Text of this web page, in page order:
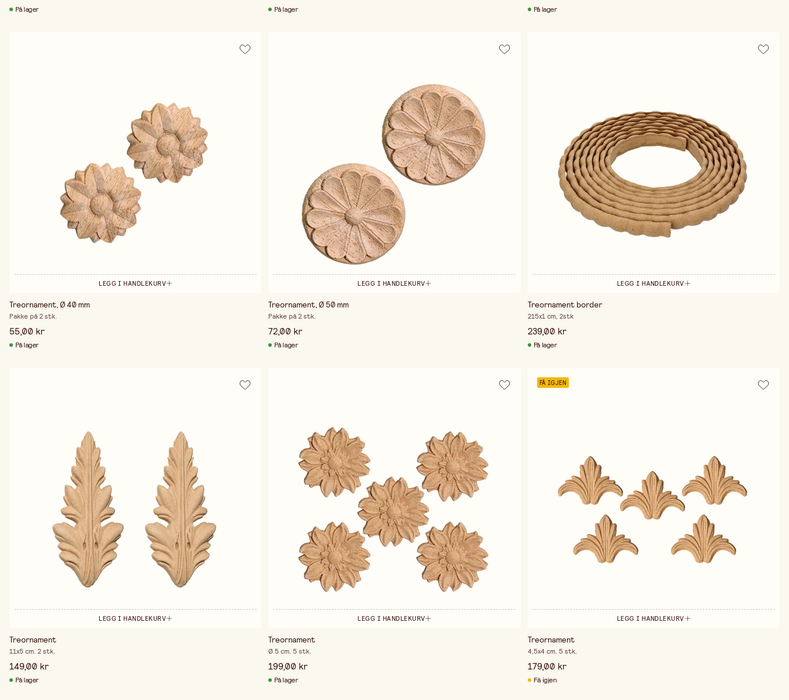
På lager På lager På lager
LEGG I HANDLEKURV
Treornament, Ø 40 mm
Pakke på 2 stk.
55,00 kr
På lager
LEGG I HANDLEKURV
Treornament, Ø 50 mm
Pakke på 2 stk.
72,00 kr
På lager
LEGG I HANDLEKURV
Treornament border
215x1 cm, 2stk
239,00 kr
På lager
LEGG I HANDLEKURV
Treornament
11x5 cm. 2 stk.
149,00 kr
På lager
LEGG I HANDLEKURV
Treornament
Ø 5 cm. 5 stk.
199,00 kr
På lager
FÅ IGJEN
LEGG I HANDLEKURV
Treornament
4,5x4 cm. 5 stk.
179,00 kr
Få igjen